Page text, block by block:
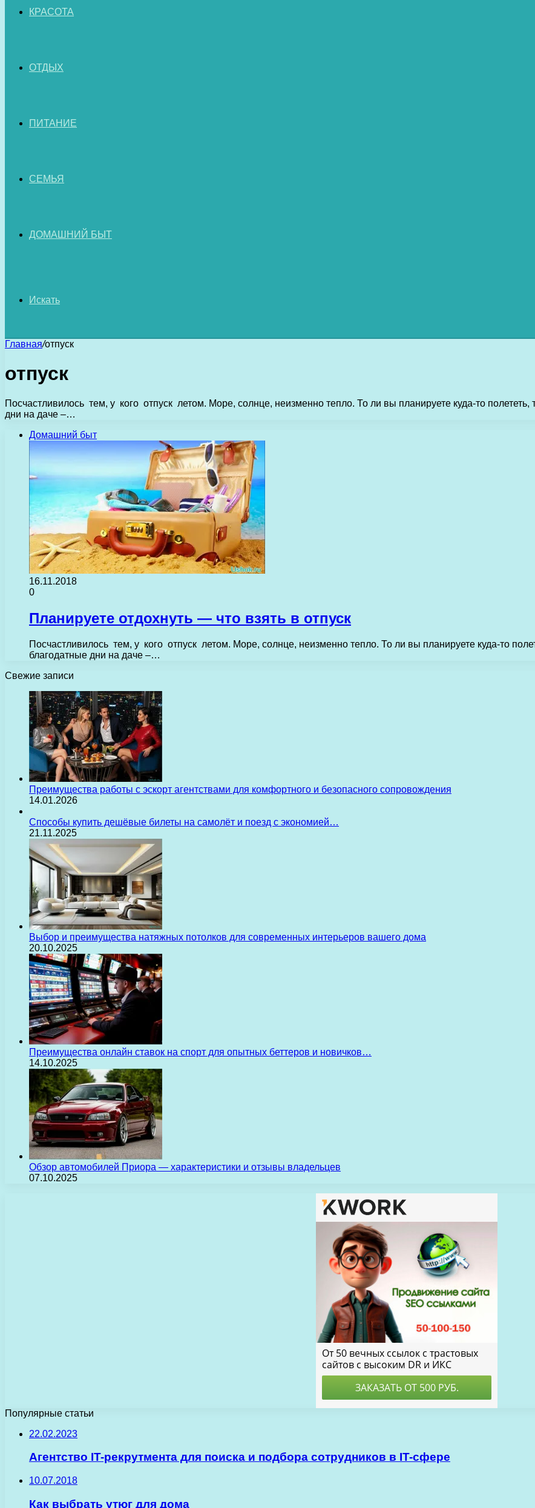
КРАСОТА
ОТДЫХ
ПИТАНИЕ
СЕМЬЯ
ДОМАШНИЙ БЫТ
Искать
Главная/отпуск
отпуск
Посчастливилось тем, у кого отпуск летом. Море, солнце, неизменно тепло. То ли вы планируете куда-то
дни на даче –…
Домашний быт
16.11.2018
0
Планируете отдохнуть — что взять в отпуск
Посчастливилось тем, у кого отпуск летом. Море, солнце, неизменно тепло. То ли вы планируете куда-то
благодатные дни на даче –…
Свежие записи
Преимущества работы с эскорт агентствами для комфортного и безопасного сопровождения
14.01.2026
Способы купить дешёвые билеты на самолёт и поезд с экономией…
21.11.2025
Выбор и преимущества натяжных потолков для современных интерьеров вашего дома
20.10.2025
Преимущества онлайн ставок на спорт для опытных беттеров и новичков…
14.10.2025
Обзор автомобилей Приора — характеристики и отзывы владельцев
07.10.2025
Популярные статьи
22.02.2023
Агентство IT-рекрутмента для поиска и подбора сотрудников в IT-сфере
10.07.2018
Как выбрать утюг для дома